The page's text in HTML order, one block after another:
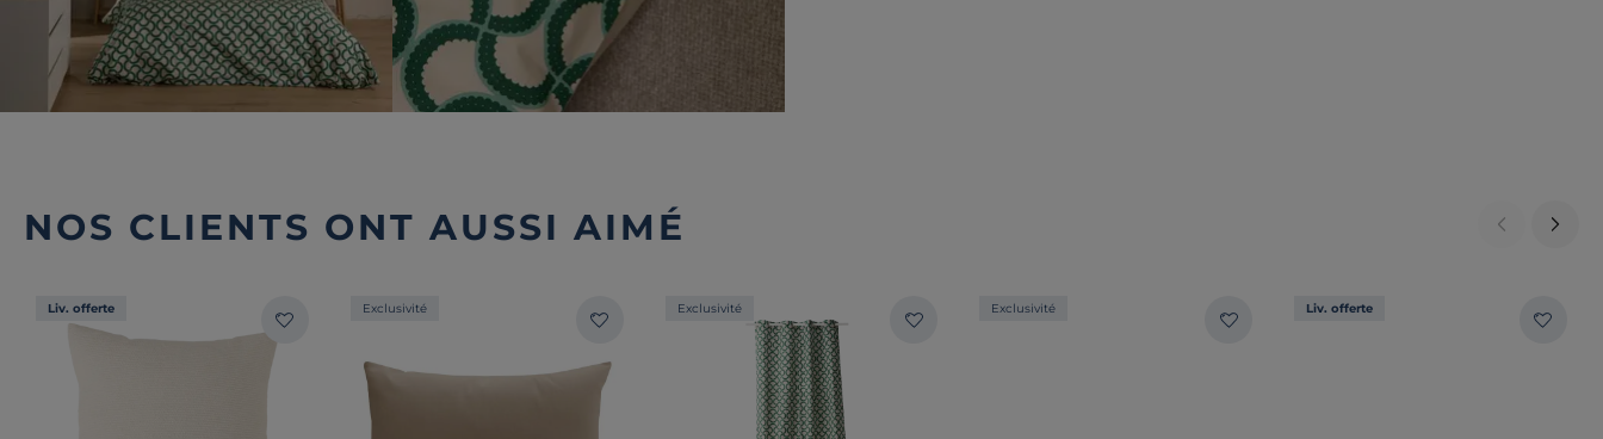
NOS CLIENTS ONT AUSSI AIMÉ
Liv. offerte Exclusivité Exclusivité Exclusivité Liv. offerte